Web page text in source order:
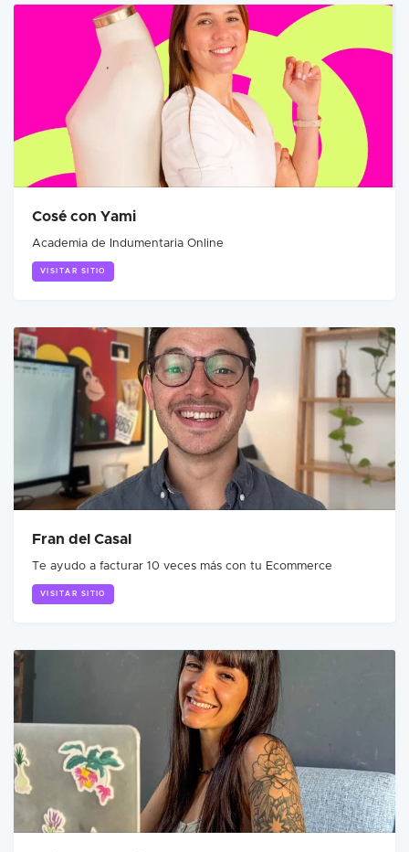
Cosé con Yami
Academia de Indumentaria Online
VISITAR SITIO
Fran del Casal
Te ayudo a facturar 10 veces más con tu Ecommerce
VISITAR SITIO